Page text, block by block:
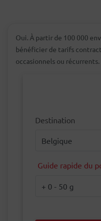
Oui. À partir de 100 000
bénéficier de tarifs
occasionnels ou récurrents.
Destination
Guide rapide du